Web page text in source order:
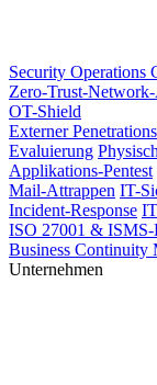
Security Operations
Zero-Trust-
OT-Shield
Externer
Evaluierung
Applikations-Pentest
Mail-Attrappen IT-
Incident-Response
ISO 27001 &
Business Continuity
Unternehmen